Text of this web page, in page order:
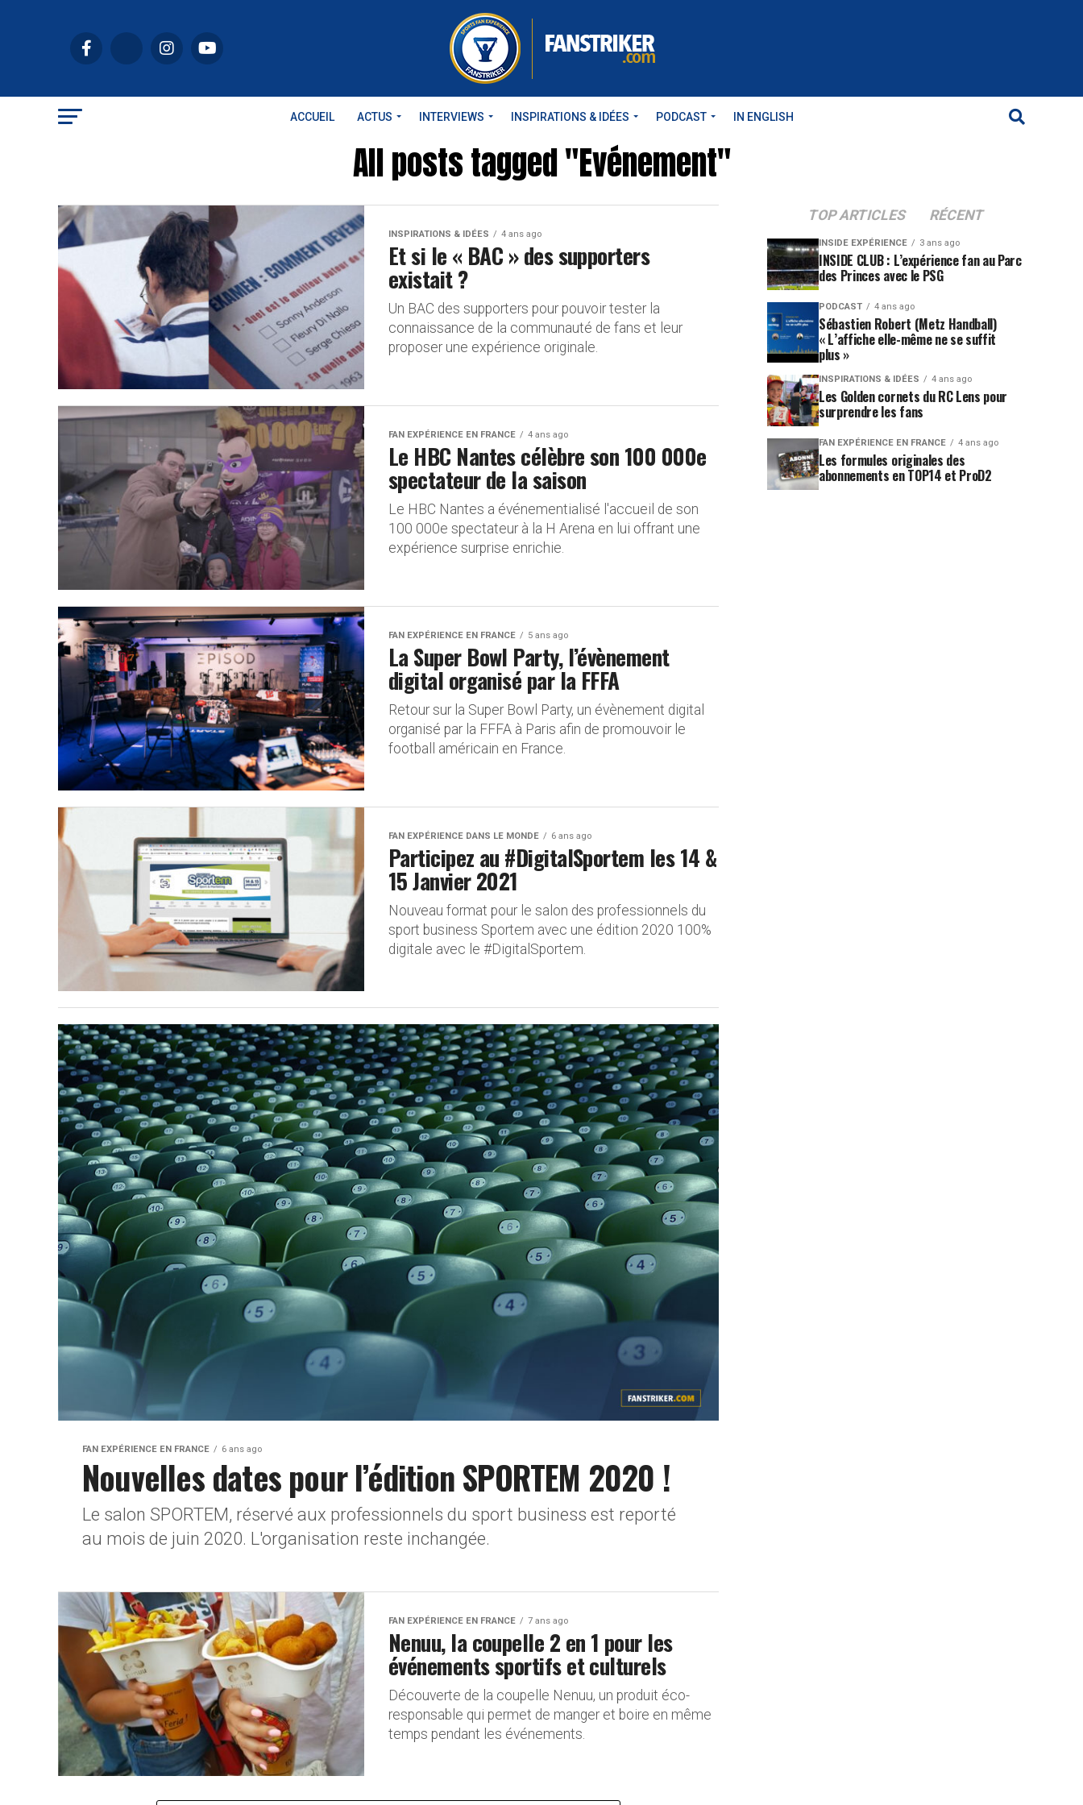
ACCUEIL ACTUS INTERVIEWS INSPIRATIONS & IDÉES PODCAST IN ENGLISH
All posts tagged "Evénement"
INSPIRATIONS & IDÉES 4 ans ago
Et si le « BAC » des supporters
existait ?
Un BAC des supporters pour pouvoir tester la
connaissance de la communauté de fans et leur
proposer une expérience originale.
FAN EXPÉRIENCE EN FRANCE 4 ans ago
Le HBC Nantes célèbre son 100 000e
spectateur de la saison
Le HBC Nantes a événementialisé l'accueil de son
100 000e spectateur à la H Arena en lui offrant une
expérience surprise enrichie.
FAN EXPÉRIENCE EN FRANCE 5 ans ago
La Super Bowl Party, l’évènement
digital organisé par la FFFA
Retour sur la Super Bowl Party, un évènement digital
organisé par la FFFA à Paris afin de promouvoir le
football américain en France.
FAN EXPÉRIENCE DANS LE MONDE 6 ans ago
Participez au #DigitalSportem les 14 &
15 Janvier 2021
Nouveau format pour le salon des professionnels du
sport business Sportem avec une édition 2020 100%
digitale avec le #DigitalSportem.
FAN EXPÉRIENCE EN FRANCE 6 ans ago
Nouvelles dates pour l’édition SPORTEM 2020 !
Le salon SPORTEM, réservé aux professionnels du sport business est reporté
au mois de juin 2020. L'organisation reste inchangée.
FAN EXPÉRIENCE EN FRANCE 7 ans ago
Nenuu, la coupelle 2 en 1 pour les
événements sportifs et culturels
Découverte de la coupelle Nenuu, un produit éco-
responsable qui permet de manger et boire en même
temps pendant les événements.
TOP ARTICLES RÉCENT
INSIDE EXPÉRIENCE 3 ans ago
INSIDE CLUB : L’expérience fan au Parc
des Princes avec le PSG
PODCAST 4 ans ago
Sébastien Robert (Metz Handball)
« L’affiche elle-même ne se suffit
plus »
INSPIRATIONS & IDÉES 4 ans ago
Les Golden cornets du RC Lens pour
surprendre les fans
FAN EXPÉRIENCE EN FRANCE 4 ans ago
Les formules originales des
abonnements en TOP14 et ProD2